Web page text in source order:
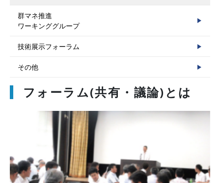
群マネ推進
ワーキンググループ
技術展示フォーラム
その他
フォーラム(共有・議論)とは